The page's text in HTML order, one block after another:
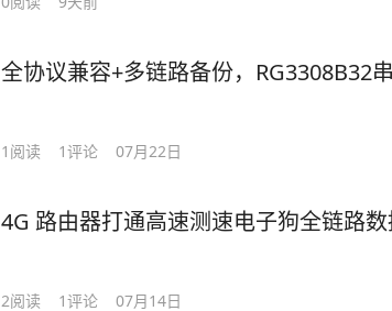
全协议兼容+多链路备份，RG3308B32
1 阅读 1评论 07月22日
4G 路由器打通高速测速电子狗全链路
2阅读 1评论 07月14日